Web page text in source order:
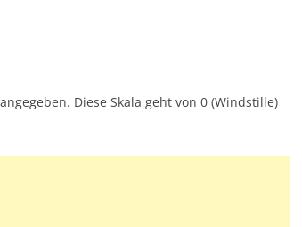
angegeben. Diese Skala geht von 0 (Windstille)